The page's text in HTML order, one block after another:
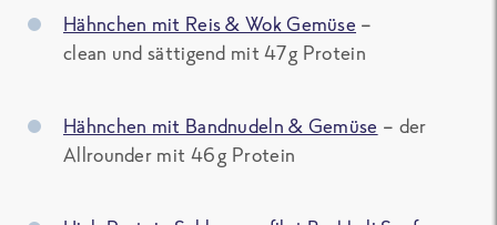
Hähnchen mit Reis & Wok Gemüse –
clean und sättigend mit 47 g Protein
Hähnchen mit Bandnudeln & Gemüse – der
Allrounder mit 46 g Protein